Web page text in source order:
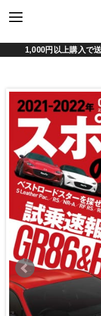
1,000円以上購入で